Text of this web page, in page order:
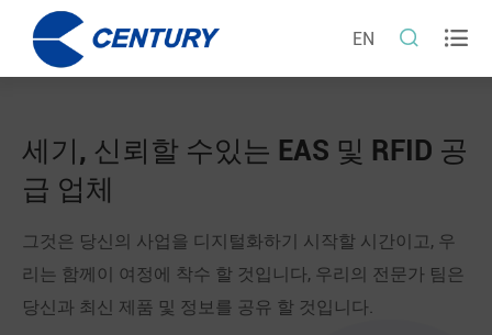
EN  
세기, 신뢰할 수있는 EAS 및 RFID 공
급 업체
그것은 당신의 사업을 디지털화하기 시작할 시간이고, 우
리는 함께이 여정에 착수 할 것입니다, 우리의 전문가 팀은
당신과 최신 제품 및 정보를 공유 할 것입니다.